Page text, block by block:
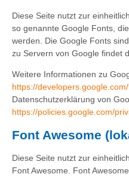
Diese Seite nutzt zur
so genannte Google Fonts,
werden. Die Google Fonts
zu Servern von Google findet
Weitere Informationen zu
https://
Datenschutzerklärung von
https://policies.google.com/
Font Awesome
Diese Seite nutzt zur
Font Awesome. Font